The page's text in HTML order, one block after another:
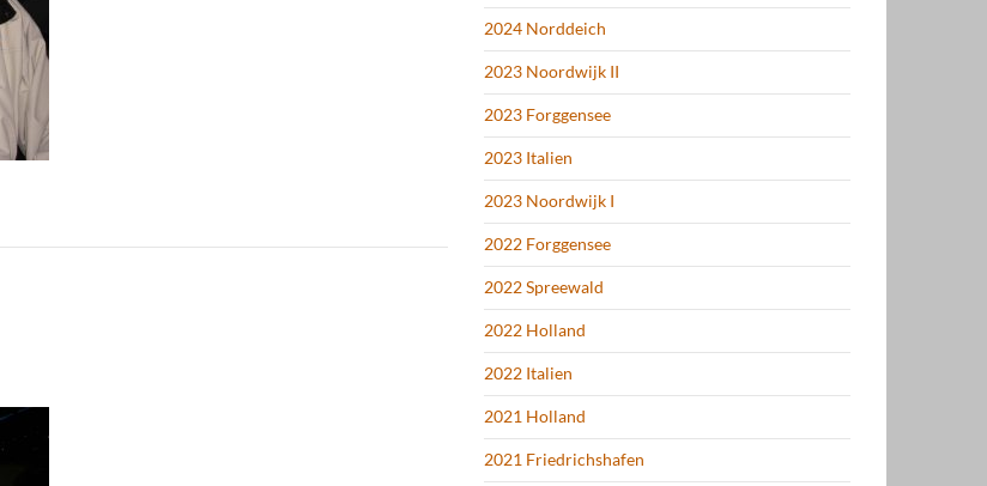
2024 Norddeich
2023 Noordwijk II
2023 Forggensee
2023 Italien
2023 Noordwijk I
2022 Forggensee
2022 Spreewald
2022 Holland
2022 Italien
2021 Holland
2021 Friedrichshafen